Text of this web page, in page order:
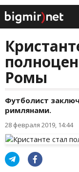
Ромы
Футболист
римлянами.
28 февраля 2019, 14:44